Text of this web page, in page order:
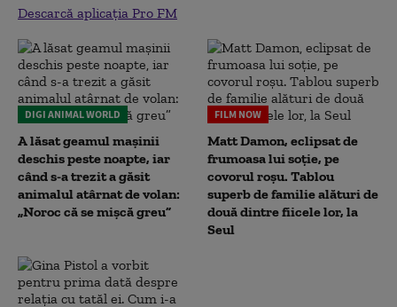
Descarcă aplicația Pro FM
DIGI ANIMAL WORLD
A lăsat geamul mașinii
deschis peste noapte, iar
când s-a trezit a găsit
animalul atârnat de volan:
„Noroc că se mișcă greu”
FILM NOW
Matt Damon, eclipsat de
frumoasa lui soție, pe
covorul roșu. Tablou
superb de familie alături de
două dintre fiicele lor, la
Seul